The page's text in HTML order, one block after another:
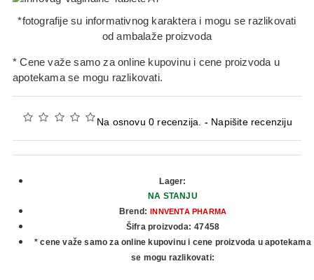
*fotografije su informativnog karaktera i mogu se razlikovati
od ambalaže proizvoda
* Cene važe samo za online kupovinu i cene proizvoda u
apotekama se mogu razlikovati.
Na osnovu 0 recenzija. - Napišite recenziju
Lager:
NA STANJU
Brend: INNVENTA PHARMA
Šifra proizvoda: 47458
* cene važe samo za online kupovinu i cene proizvoda u apotekama
se mogu razlikovati: